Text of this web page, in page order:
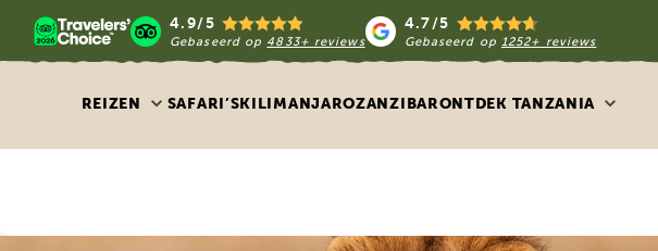
4.9/5
Gebaseerd op 4833+ reviews
4.7/5
Gebaseerd op 1252+ reviews
REIZEN SAFARI’SKILIMANJAROZANZIBARONTDEK TANZANIA